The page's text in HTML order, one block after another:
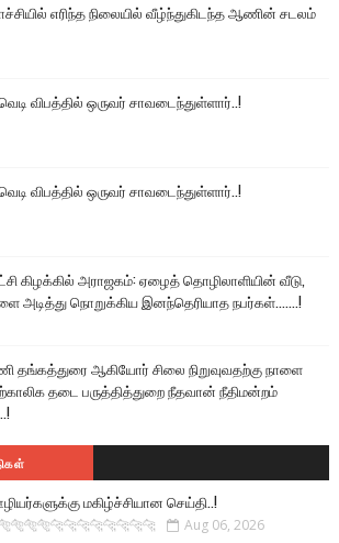
எரிந்த நிலையில் வீழ்ந்துகிடந்த ஆணின் சடலம்
விபத்தில் ஒருவர் சாவடைந்துள்ளார்..!
விபத்தில் ஒருவர் சாவடைந்துள்ளார்..!
கிழக்கில் அராஜகம்: ஏழைத் தொழிலாளியின் வீடு,
அடித்து நொறுக்கிய இனந்தெரியாத நபர்கள்.......!
தங்கத்துரை ஆகியோர் சிலை நிறுவுவதற்கு நாளை
தடை பருத்தித்துறை நீதவான் நீதிமன்றம்
மகிழ்ச்சியான செய்தி..!
Aug 06, 2026